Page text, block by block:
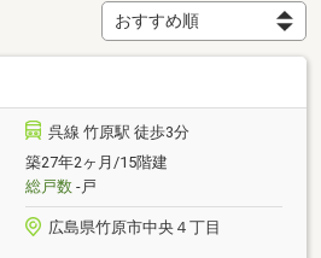
呉線 竹原駅 徒歩3分
築27年2ヶ月/15階建
総戸数-戸
広島県竹原市中央４丁目